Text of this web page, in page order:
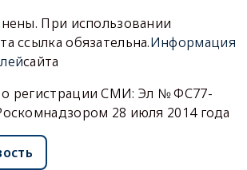
При использовании
ссылка обязательна.Информация
сайта
о регистрации СМИ: Эл № ФС77-
28 июля 2014 года